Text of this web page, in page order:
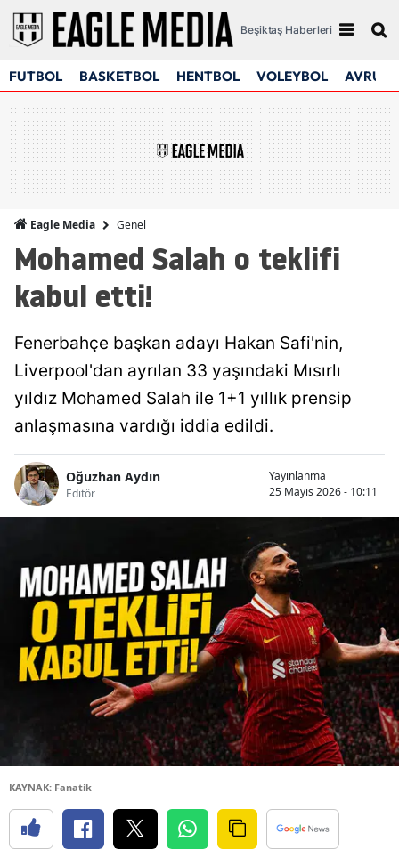
Beşiktaş Haberleri
FUTBOL BASKETBOL HENTBOL VOLEYBOL
Eagle Media Genel
Mohamed Salah o teklifi
kabul etti!
Fenerbahçe başkan adayı Hakan Safi'nin,
Liverpool'dan ayrılan 33 yaşındaki Mısırlı
yıldız Mohamed Salah ile 1+1 yıllık prensip
anlaşmasına vardığı iddia edildi.
Oğuzhan Aydın
Editör
Yayınlanma
25 Mayıs 2026 - 10:11
KAYNAK: Fanatik